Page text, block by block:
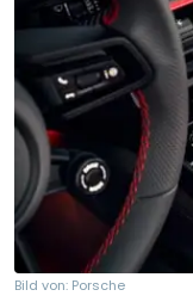
Bild von: Porsche